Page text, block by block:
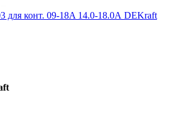
для конт. 09-18A 14.0-18.0А DEKraft